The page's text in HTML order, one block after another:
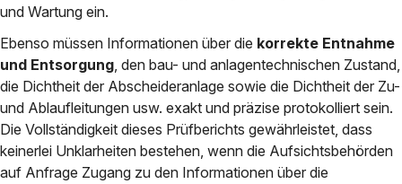
und Wartung ein.
Ebenso müssen Informationen über die korrekte Entnahme
und Entsorgung, den bau- und anlagentechnischen Zustand,
die Dichtheit der Abscheideranlage sowie die Dichtheit der Zu-
und Ablaufleitungen usw. exakt und präzise protokolliert sein.
Die Vollständigkeit dieses Prüfberichts gewährleistet, dass
keinerlei Unklarheiten bestehen, wenn die Aufsichtsbehörden
auf Anfrage Zugang zu den Informationen über die